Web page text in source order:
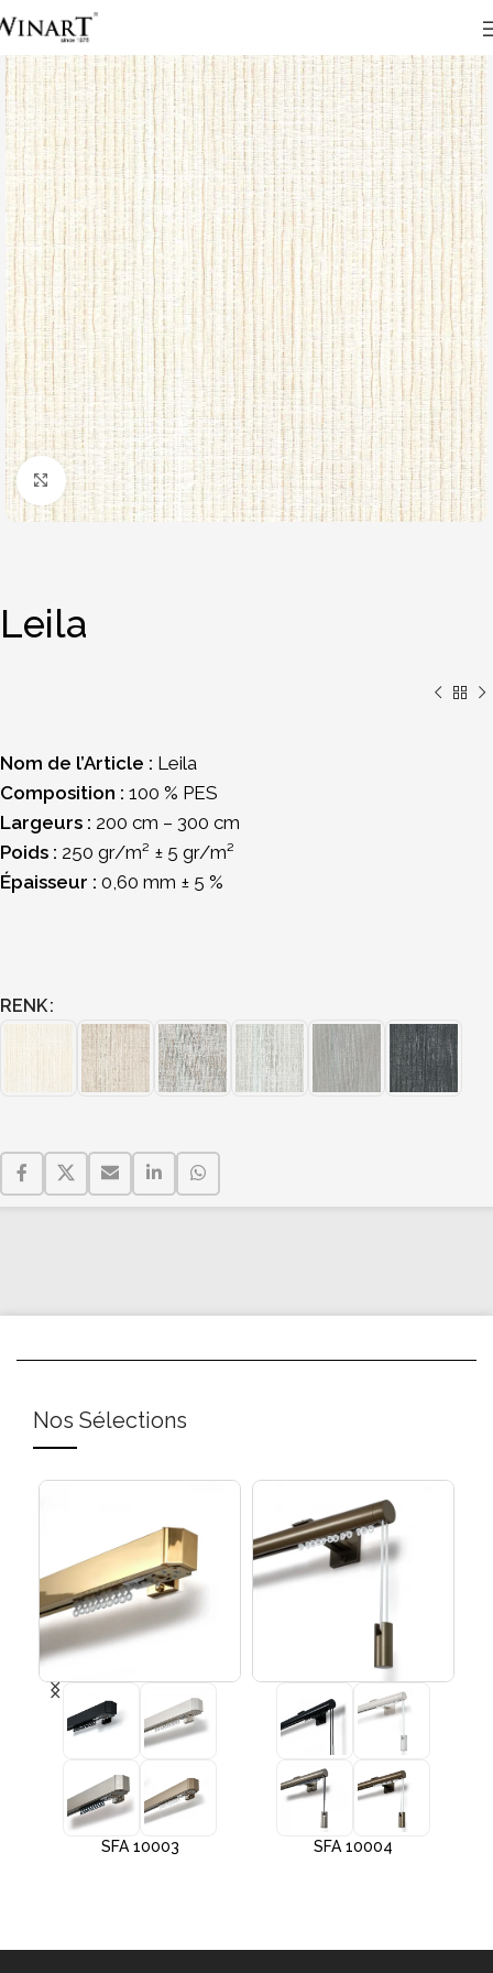
Click to enlarge
Leila
Nom de l’Article : Leila
Composition : 100 % PES
Largeurs : 200 cm – 300 cm
Poids : 250 gr/m² ± 5 gr/m²
Épaisseur : 0,60 mm ± 5 %
RENK
Nos Sélections
SFA 10003 SFA 10004